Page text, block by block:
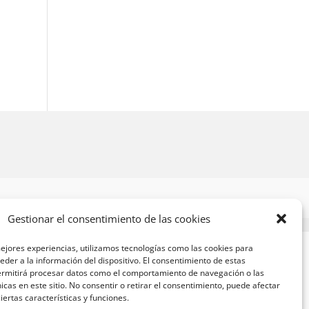
Gestionar el consentimiento de las cookies
experiencias, utilizamos tecnologías como las cookies para
a la información del dispositivo. El consentimiento de estas
procesar datos como el comportamiento de navegación o las
en este sitio. No consentir o retirar el consentimiento, puede afectar
características y funciones.